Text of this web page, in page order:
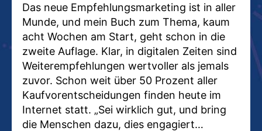
Das neue Empfehlungsmarketing ist in aller
Munde, und mein Buch zum Thema, kaum
acht Wochen am Start, geht schon in die
zweite Auflage. Klar, in digitalen Zeiten sind
Weiterempfehlungen wertvoller als jemals
zuvor. Schon weit über 50 Prozent aller
Kaufvorentscheidungen finden heute im
Internet statt. „Sei wirklich gut, und bring
die Menschen dazu, dies engagiert…